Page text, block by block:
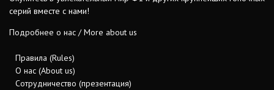
серий вместе с нами!
Подробнее о нас / More about us
Правила (Rules)
О нас (About us)
Сотрудничество (презентация)